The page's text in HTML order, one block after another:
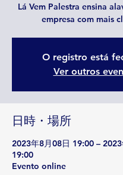
Lá Vem Palestra ensina
empresa com mais
O registro está
Ver outros
日時・場所
2023年8月08日 19:00 –
19:00
Evento online